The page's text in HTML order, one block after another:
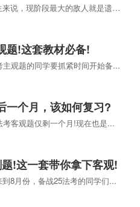
对于法考生来说，现阶段最大的敌人就是遗忘...
题!这套教材必备!
主观题的同学要抓紧时间开始备...
一个月，该如何复习?
考客观题仅剩一个月!现在也是...
!这一套带你拿下客观!
到8月份，备战25法考的同学们...